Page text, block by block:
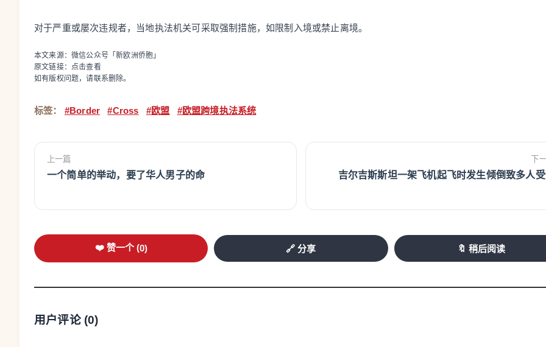
对于严重或屡次违规者，当地执法机关可采取强制措施，如限制入境或禁止离境。
本文来源：微信公众号「新欧洲侨胞」
原文链接： 点击查看
如有版权问题，请联系删除。
标签： #Border #Cross #欧盟 #欧盟跨境执法系统
上一篇
一个简单的举动，要了华人男子的命
下
吉尔吉斯斯坦一架飞机起飞时发生倾倒致多人
❤️ 赞一个 (0) 🔗 分享 🔖 稍后阅读
用户评论 (0)